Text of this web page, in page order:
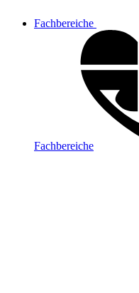
Fachbereiche
Fachbereiche